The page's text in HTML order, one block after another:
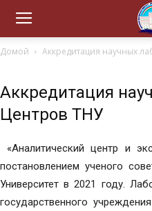
Домой Аккредитация научных
Аккредитация
Центров ТНУ
«Аналитический центр и
постановлением ученого
Университет в 2021 году.
государственного